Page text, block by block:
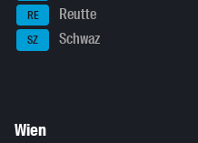
RE Reutte
SZ Schwaz
Wien